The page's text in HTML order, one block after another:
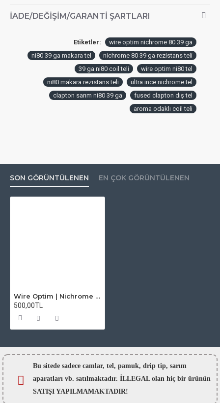
İADE/DEĞIŞIM/GARANTI ŞARTLARI
Etiketler:
wire optim nichrome 80 39 ga
ni80 39 ga makara tel
nichrome 80 39 ga rezistans teli
39 ga ni80 coil teli
wire optim ni80 tel
ni80 makara rezistans teli
ultra ince nichrome tel
clapton sarım ni80 39 ga
fused clapton dış tel
aroma odaklı coil teli
SON GÖRÜNTÜLENEN EN ÇOK GÖRÜNTÜLENEN
Wire Optim | Nichrome 80 - 39 GA Makara Rezistans Teli - 25 FT - Orijinal
500,00TL
Bu sitede sadece camlar, tel, pamuk, drip tip, sarım
aparatları vb. satılmaktadır. İLLEGAL olan hiç bir ürünün
SATIŞI YAPILMAMAKTADIR!